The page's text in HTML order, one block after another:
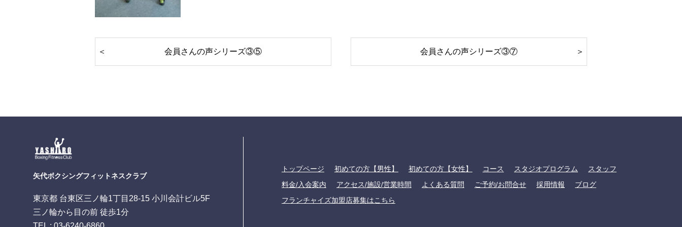
会員さんの声シリーズ③⑤ 会員さんの声シリーズ③⑦
矢代ボクシングフィットネスクラブ
東京都 台東区三ノ輪1丁目28-15 小川会計ビル5F
三ノ輪から目の前 徒歩1分
トップページ 初めての方【男性】 初めての方【女性】 コース スタジオプログラム
スタッフ
料金/入会案内
アクセス/施設/営業時間 よくある質問 ご予約/お問合せ 採用情報
ブログ
フランチャイズ加盟店募集はこちら